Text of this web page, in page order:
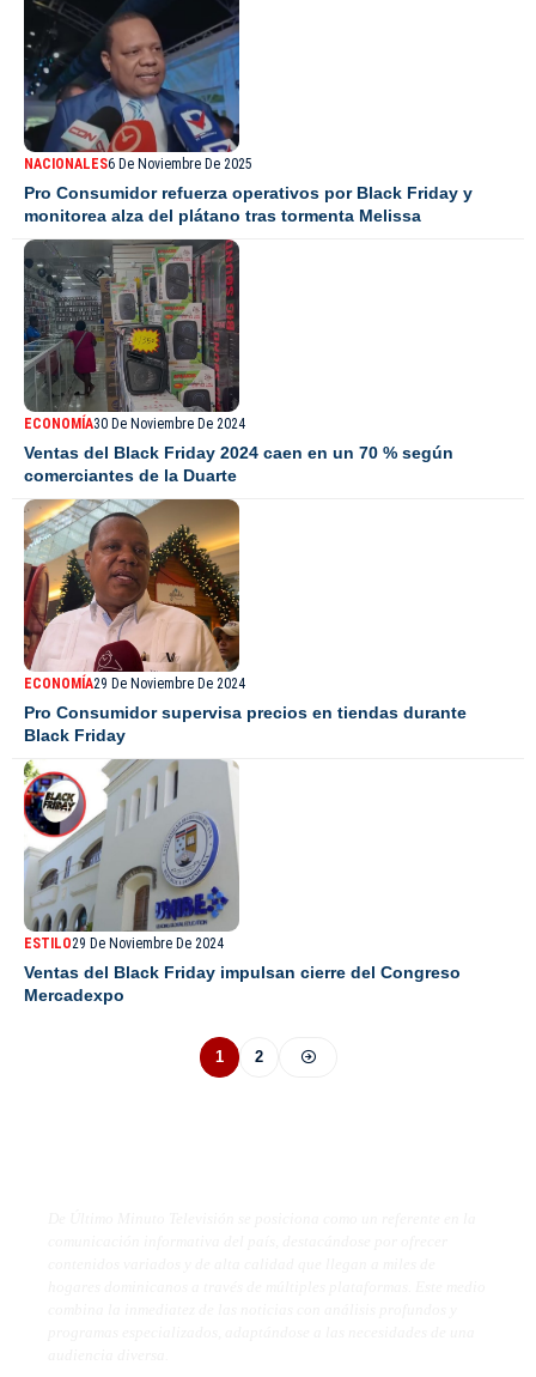
NACIONALES6 De Noviembre De 2025
Pro Consumidor refuerza operativos por Black Friday y
monitorea alza del plátano tras tormenta Melissa
ECONOMÍA30 De Noviembre De 2024
Ventas del Black Friday 2024 caen en un 70 % según
comerciantes de la Duarte
ECONOMÍA29 De Noviembre De 2024
Pro Consumidor supervisa precios en tiendas durante
Black Friday
ESTILO29 De Noviembre De 2024
Ventas del Black Friday impulsan cierre del Congreso
Mercadexpo
1 2